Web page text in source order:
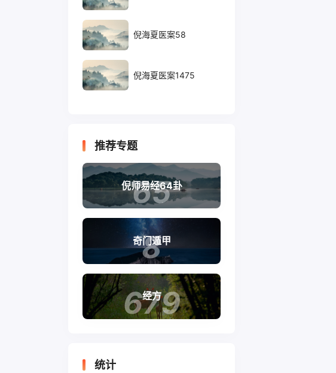
倪海夏医案58
倪海夏医案1475
推荐专题
65
倪师易经64卦
8
奇门遁甲
679
经方
统计